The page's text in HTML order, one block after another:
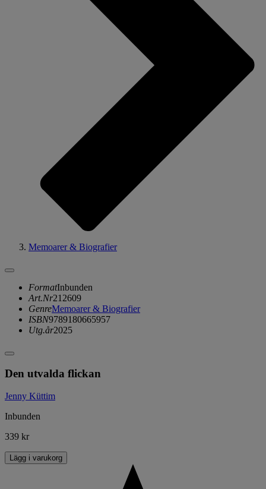
Memoarer & Biografier
FormatInbunden
Art.Nr212609
GenreMemoarer & Biografier
ISBN9789180665957
Utg.år2025
Den utvalda flickan
Jenny Küttim
Inbunden
339 kr
Lägg i varukorg